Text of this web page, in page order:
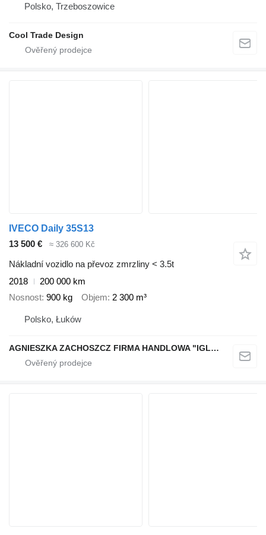
Polsko, Trzeboszowice
Cool Trade Design
IVECO Daily 35S13
13 500 €
≈ 326 600 Kč
Nákladní vozidlo na převoz zmrzliny < 3.5t
2018
200 000 km
Nosnost 900 kg Objem 2 300 m³
Polsko, Łuków
AGNIESZKA ZACHOSZCZ FIRMA HANDLOWA "IGLOIMPEX"